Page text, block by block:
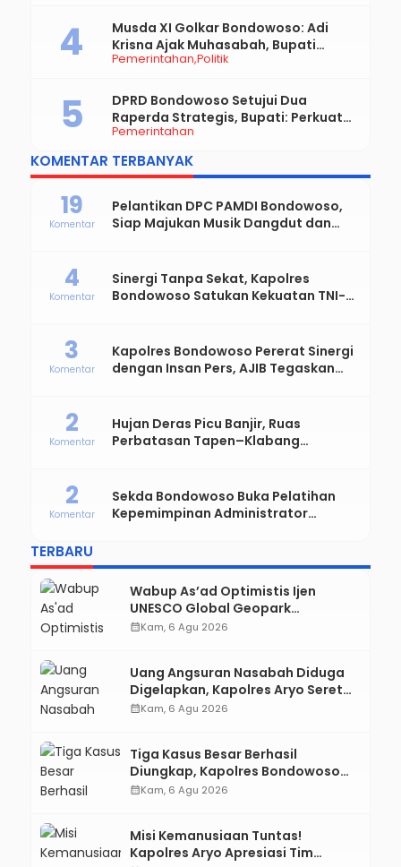
Pemerintahan Politik
Musda XI Golkar Bondowoso: Adi
Krisna Ajak Muhasabah, Bupati
Hamid Dorong Sinergi untuk
Pemerintahan
DPRD Bondowoso Setujui Dua
Raperda Strategis, Bupati: Perkuat
Fiskal Daerah dan Demokrasi Desa
KOMENTAR TERBANYAK
Pelantikan DPC PAMDI Bondowoso,
Siap Majukan Musik Dangdut dan
19
Komentar
Sinergi Tanpa Sekat, Kapolres
Bondowoso Satukan Kekuatan TNI-
4
Komentar
Kapolres Bondowoso Pererat Sinergi
dengan Insan Pers, AJIB Tegaskan
3
Komentar
Hujan Deras Picu Banjir, Ruas
Perbatasan Tapen–Klabang
2
Komentar
Sekda Bondowoso Buka Pelatihan
Kepemimpinan Administrator
2
Komentar
TERBARU
Wabup As’ad Optimistis Ijen
UNESCO Global Geopark
Pertahankan Status, Tegaskan
calendar_monthKam, 6 Agu 2026
Uang Angsuran Nasabah Diduga
Digelapkan, Kapolres Aryo Seret
Karyawan KSP ke Meja Hijau
calendar_monthKam, 6 Agu 2026
Tiga Kasus Besar Berhasil
Diungkap, Kapolres Bondowoso
Tegaskan Tak Ada Ruang bagi
calendar_monthKam, 6 Agu 2026
Misi Kemanusiaan Tuntas!
Kapolres Aryo Apresiasi Tim